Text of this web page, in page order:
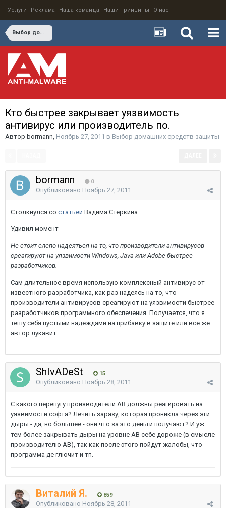
Услуги Реклама Наша команда Наши принципы О нас
Выбор домашних средств защиты
Кто быстрее закрывает уязвимость
антивирус или производитель по.
Автор bormann, Ноябрь 27, 2011 в Выбор домашних средств защиты
bormann 0
Опубликовано Ноябрь 27, 2011
Столкнулся со статьёй Вадима Стеркина.
Удивил момент
Не стоит слепо надеяться на то, что производители антивирусов
среагируют на уязвимости Windows, Java или Adobe быстрее
разработчиков.
Сам длительное время использую комплексный антивирус от
известного разработчика, как раз надеясь на то, что
производители антивирусов среагируют на уязвимости быстрее
разработчиков программного обеспечения. Получается, что я
тешу себя пустыми надеждами на прибавку в защите или всё же
автор лукавит.
ShIvADeSt 15
Опубликовано Ноябрь 28, 2011
С какого перепугу производители АВ должны реагировать на
уязвимости софта? Лечить заразу, которая проникла через эти
дыры - да, но большее - они что за это деньги получают? И уж
тем более закрывать дыры на уровне АВ себе дороже (в смысле
производителю АВ), так как после этого пойдут жалобы, что
программа де глючит и тп.
Виталий Я. 859
Опубликовано Ноябрь 28, 2011